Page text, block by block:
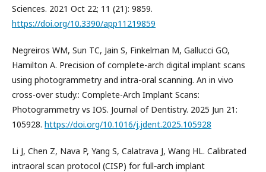
Sciences. 2021 Oct 22; 11 (21): 9859.
https://doi.org/10.3390/app11219859
Negreiros WM, Sun TC, Jain S, Finkelman M, Gallucci GO,
Hamilton A. Precision of complete-arch digital implant scans
using photogrammetry and intra-oral scanning. An in vivo
cross-over study.: Complete-Arch Implant Scans:
Photogrammetry vs IOS. Journal of Dentistry. 2025 Jun 21:
105928. https://doi.org/10.1016/j.jdent.2025.105928
Li J, Chen Z, Nava P, Yang S, Calatrava J, Wang HL. Calibrated
intraoral scan protocol (CISP) for full‐arch implant